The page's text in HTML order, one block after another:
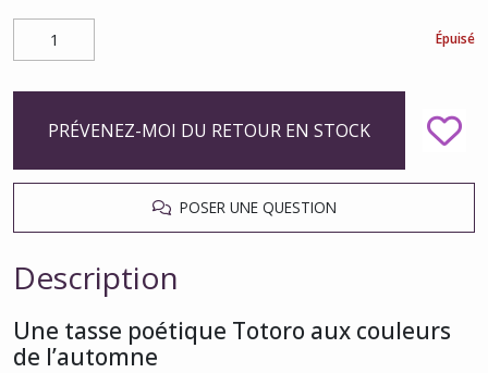
Épuisé
PRÉVENEZ-MOI DU RETOUR EN STOCK
POSER UNE QUESTION
Description
Une tasse poétique Totoro aux couleurs
de l’automne